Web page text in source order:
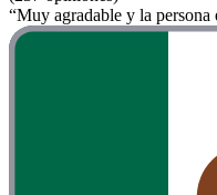
“Muy agradable y la persona